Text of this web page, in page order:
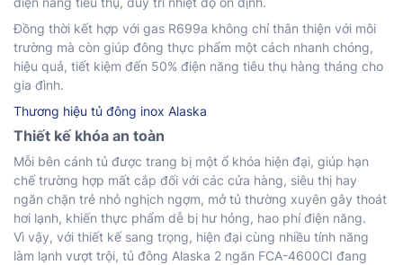
Đồng thời kết hợp với gas R699a không chỉ thân thiện với môi
trường mà còn giúp đông thực phẩm một cách nhanh chóng,
hiệu quả, tiết kiệm đến 50% điện năng tiêu thụ hàng tháng cho
gia đình.
Thương hiệu tủ đông inox Alaska
Thiết kế khóa an toàn
Mỗi bên cánh tủ được trang bị một ổ khóa hiện đại, giúp hạn
chế trường hợp mất cắp đối với các cửa hàng, siêu thị hay
ngăn chặn trẻ nhỏ nghịch ngợm, mở tủ thường xuyên gây thoát
hơi lạnh, khiến thực phẩm dễ bị hư hỏng, hao phí điện năng.
Vì vậy, với thiết kế sang trọng, hiện đại cùng nhiều tính năng
làm lạnh vượt trội, tủ đông Alaska 2 ngăn FCA-4600CI đang